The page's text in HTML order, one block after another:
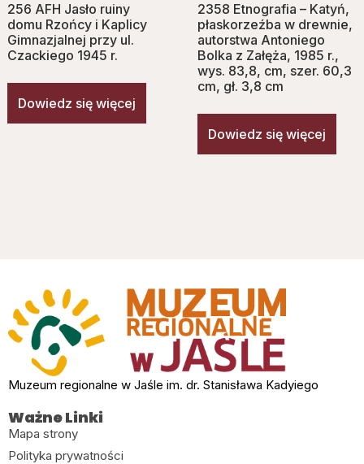
256 AFH Jasło ruiny
domu Rzońcy i Kaplicy
Gimnazjalnej przy ul.
Czackiego 1945 r.
Dowiedz się więcej
2358 Etnografia – Katyń,
płaskorzeźba w drewnie,
autorstwa Antoniego
Bolka z Załęża, 1985 r.,
wys. 83,8, cm, szer. 60,3
cm, gł. 3,8 cm
Dowiedz się więcej
Muzeum regionalne w Jaśle im. dr. Stanisława Kadyiego
Ważne Linki
Mapa strony
Polityka prywatności